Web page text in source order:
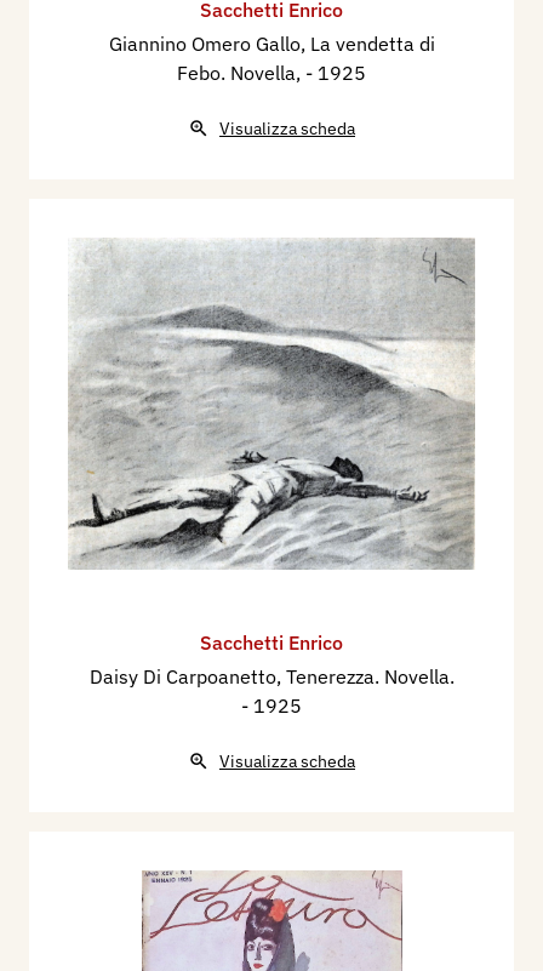
Sacchetti Enrico
Giannino Omero Gallo, La vendetta di
Febo. Novella, - 1925
Visualizza scheda
Sacchetti Enrico
Daisy Di Carpoanetto, Tenerezza. Novella.
- 1925
Visualizza scheda